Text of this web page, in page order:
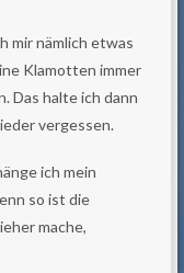
mir nämlich etwas
Klamotten immer
Das halte ich dann
vergessen.
ich mein
so ist die
mache,